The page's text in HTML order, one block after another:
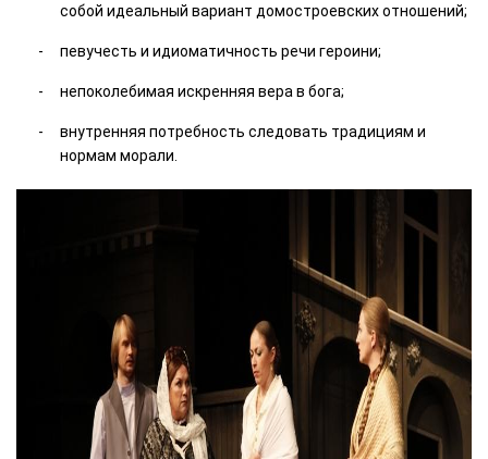
собой идеальный вариант домостроевских отношений;
певучесть и идиоматичность речи героини;
непоколебимая искренняя вера в бога;
внутренняя потребность следовать традициям и
нормам морали.